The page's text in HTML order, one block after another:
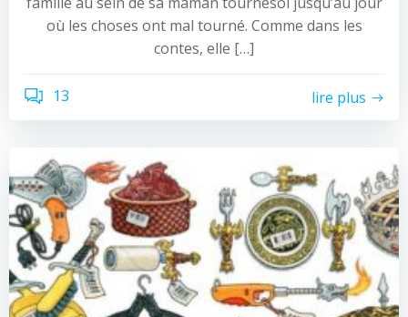
où les choses ont mal tourné. Comme dans les
contes, elle […]
13 lire plus